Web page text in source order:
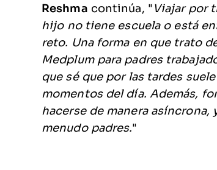
Reshma continúa, " Viajar por
hijo no tiene escuela o está
reto. Una forma en que trato
Medplum para padres
que sé que por las tardes
momentos del día. Además,
hacerse de manera
menudo padres."